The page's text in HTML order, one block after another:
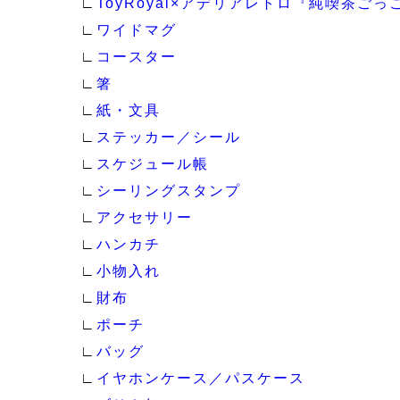
∟ ToyRoyal×アデリアレトロ『純喫茶ごっ
∟
ワイドマグ
∟
コースター
∟ 箸
∟ 紙・文具
∟
ステッカー／シール
∟
スケジュール帳
∟
シーリングスタンプ
∟ アクセサリー
∟ ハンカチ
∟ 小物入れ
∟ 財布
∟ ポーチ
∟ バッグ
∟ イヤホンケース／パスケース